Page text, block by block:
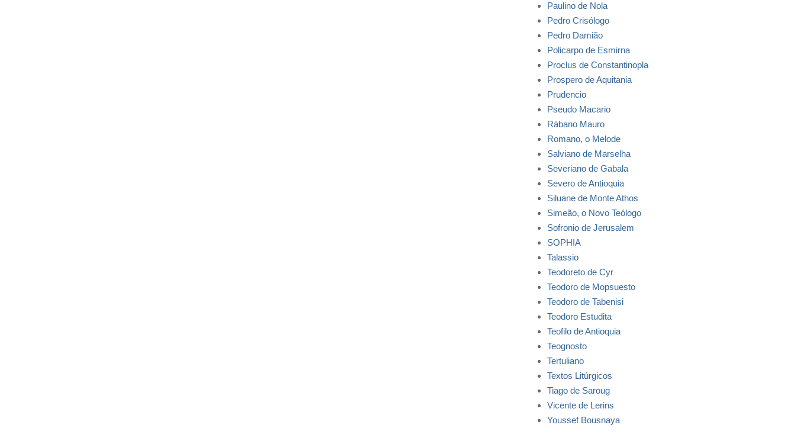
Paulino de Nola
Pedro Crisólogo
Pedro Damião
Policarpo de Esmirna
Proclus de Constantinopla
Prospero de Aquitania
Prudencio
Pseudo Macario
Rábano Mauro
Romano, o Melode
Salviano de Marselha
Severiano de Gabala
Severo de Antioquia
Siluane de Monte Athos
Simeão, o Novo Teólogo
Sofronio de Jerusalem
SOPHIA
Talassio
Teodoreto de Cyr
Teodoro de Mopsuesto
Teodoro de Tabenisi
Teodoro Estudita
Teofilo de Antioquia
Teognosto
Tertuliano
Textos Litúrgicos
Tiago de Saroug
Vicente de Lerins
Youssef Bousnaya